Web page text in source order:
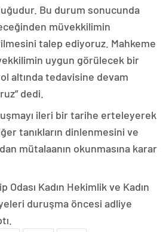
Bu durum sonucunda
müvekkilimin
talep ediyoruz. Mahkeme
uygun görülecek bir
altında tedavisine devam
dedi.
ileri bir tarihe erteleyerek
tanıkların dinlenmesini ve
mütalaanın okunmasına karar
Odası Kadın Hekimlik ve Kadın
duruşma öncesi adliye